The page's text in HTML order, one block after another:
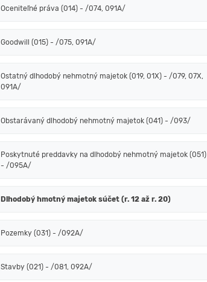
Oceniteľné práva (014) - /074, 091A/
Goodwill (015) - /075, 091A/
Ostatný dlhodobý nehmotný majetok (019, 01X) - /079, 07X,
091A/
Obstarávaný dlhodobý nehmotný majetok (041) - /093/
Poskytnuté preddavky na dlhodobý nehmotný majetok (051)
- /095A/
Dlhodobý hmotný majetok súčet (r. 12 až r. 20)
Pozemky (031) - /092A/
Stavby (021) - /081, 092A/